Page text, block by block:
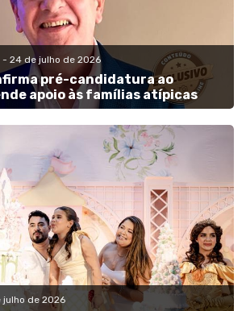
- 24 de julho de 2026
pré-candidatura ao
apoio às famílias atípicas
julho de 2026